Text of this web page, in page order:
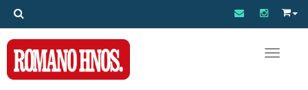
Toggle